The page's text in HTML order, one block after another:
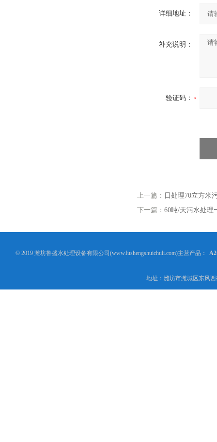
详细地址：
补充说明：
验证码：
上一篇： 日处理70立方米
下一篇： 60吨/天污水处理
© 2019 潍坊鲁盛水处理设备有限公司(www.lushengshuichuli.com)主营产品：
地址：潍坊市潍城区东风